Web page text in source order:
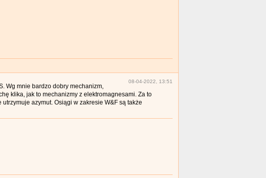
08-04-2022, 13:51
Wg mnie bardzo dobry mechanizm,
klika, jak to mechanizmy z elektromagnesami. Za to
azymut. Osiągi w zakresie W&F są także